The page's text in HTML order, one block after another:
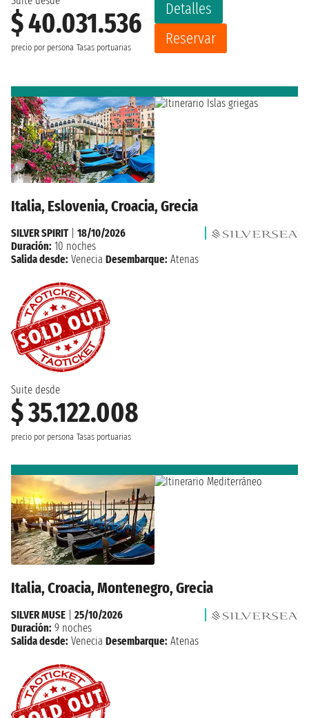
$ 40.031.536
precio por persona Tasas portuarias
Detalles
Reservar
Italia, Eslovenia, Croacia, Grecia
Suite desde
$ 35.122.008
precio por persona Tasas portuarias
SILVER SPIRIT| 18/10/2026
Duración: 10 noches
Salida desde: Venecia Desembarque: Atenas
Italia, Croacia, Montenegro, Grecia
SILVER MUSE
25/10/2026
Duración: 9 noches
Salida desde: Venecia Desembarque: Atenas